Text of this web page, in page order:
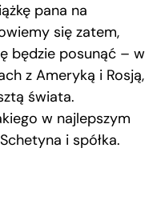
pana na
się zatem,
będzie posunąć – w
z Ameryką i Rosją,
świata.
w najlepszym
i spółka.